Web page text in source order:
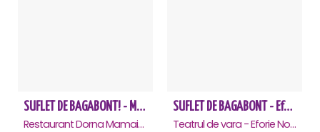
SUFLET DE BAGABONT! - Mamaia
Restaurant Dorna Mamaia, Mamaia
SUFLET DE BAGABONT - Eforie Nord
Teatrul de vara - Eforie Nord, Eforie-Nord